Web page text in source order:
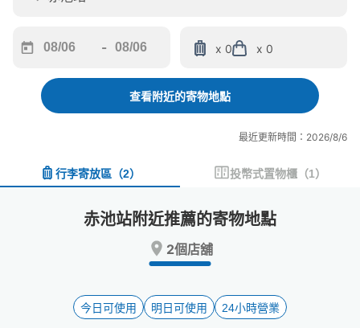
forward
interact
and
-
backward
interact
and
a
date.
key
to
x 0 x 0
查看附近的寄物地點
最近更新時間：2026/8/6
行李寄放區 （2） 投幣式置物櫃 （1）
赤池站附近推薦的寄物地點
2個店舖
今日可使用 明日可使用 24小時營業